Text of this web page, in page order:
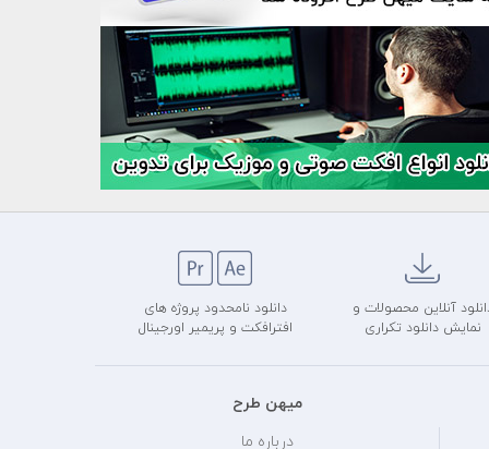
آنلاین محصولات و
نمایش دانلود تکراری
دانلود نامحدود پروژه های
افترافکت و پریمیر اورجینال
میهن طرح
درباره ما